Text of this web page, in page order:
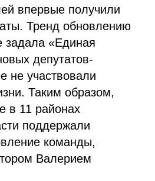
впервые получили
Тренд обновлению
задала «Единая
депутатов-
не участвовали
Таким образом,
в 11 районах
поддержали
команды,
Валерием